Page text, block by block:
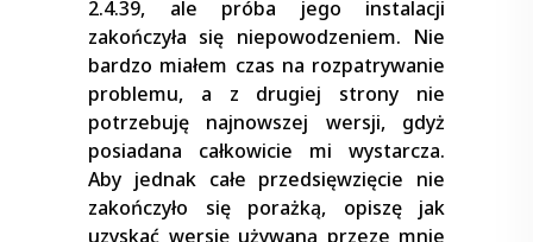
2.4.39, ale próba jego instalacji
zakończyła się niepowodzeniem. Nie
bardzo miałem czas na rozpatrywanie
problemu, a z drugiej strony nie
potrzebuję najnowszej wersji, gdyż
posiadana całkowicie mi wystarcza.
Aby jednak całe przedsięwzięcie nie
zakończyło się porażką, opiszę jak
uzyskać wersję używaną przeze mnie